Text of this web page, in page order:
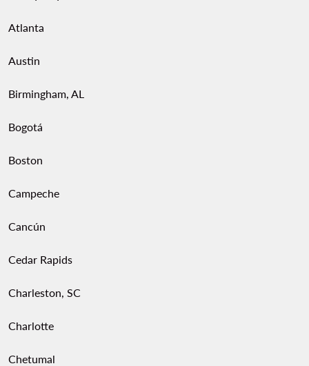
Atlanta
Austin
Birmingham, AL
Bogotá
Boston
Campeche
Cancún
Cedar Rapids
Charleston, SC
Charlotte
Chetumal